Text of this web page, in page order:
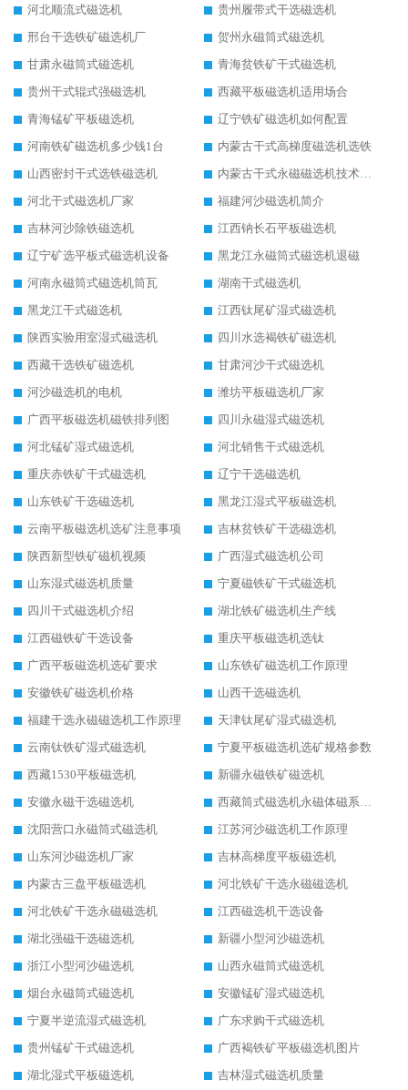
河北顺流式磁选机
贵州履带式干选磁选机
邢台干选铁矿磁选机厂
贺州永磁筒式磁选机
甘肃永磁筒式磁选机
青海贫铁矿干式磁选机
贵州干式辊式强磁选机
西藏平板磁选机适用场合
青海锰矿平板磁选机
辽宁铁矿磁选机如何配置
河南铁矿磁选机多少钱1台
内蒙古干式高梯度磁选机选铁
山西密封干式选铁磁选机
内蒙古干式永磁磁选机技术要求
河北干式磁选机厂家
福建河沙磁选机简介
吉林河沙除铁磁选机
江西钠长石平板磁选机
辽宁矿选平板式磁选机设备
黑龙江永磁筒式磁选机退磁
河南永磁筒式磁选机筒瓦
湖南干式磁选机
黑龙江干式磁选机
江西钛尾矿湿式磁选机
陕西实验用室湿式磁选机
四川水选褐铁矿磁选机
西藏干选铁矿磁选机
甘肃河沙干式磁选机
河沙磁选机的电机
潍坊平板磁选机厂家
广西平板磁选机磁铁排列图
四川永磁湿式磁选机
河北锰矿湿式磁选机
河北销售干式磁选机
重庆赤铁矿干式磁选机
辽宁干选磁选机
山东铁矿干选磁选机
黑龙江湿式平板磁选机
云南平板磁选机选矿注意事项
吉林贫铁矿干选磁选机
陕西新型铁矿磁机视频
广西湿式磁选机公司
山东湿式磁选机质量
宁夏磁铁矿干式磁选机
四川干式磁选机介绍
湖北铁矿磁选机生产线
江西磁铁矿干选设备
重庆平板磁选机选钛
广西平板磁选机选矿要求
山东铁矿磁选机工作原理
安徽铁矿磁选机价格
山西干选磁选机
福建干选永磁磁选机工作原理
天津钛尾矿湿式磁选机
云南钛铁矿湿式磁选机
宁夏平板磁选机选矿规格参数
西藏1530平板磁选机
新疆永磁铁矿磁选机
安徽永磁干选磁选机
西藏筒式磁选机永磁体磁系设计
沈阳营口永磁筒式磁选机
江苏河沙磁选机工作原理
山东河沙磁选机厂家
吉林高梯度平板磁选机
内蒙古三盘平板磁选机
河北铁矿干选永磁磁选机
河北铁矿干选永磁磁选机
江西磁选机干选设备
湖北强磁干选磁选机
新疆小型河沙磁选机
浙江小型河沙磁选机
山西永磁筒式磁选机
烟台永磁筒式磁选机
安徽锰矿湿式磁选机
宁夏半逆流湿式磁选机
广东求购干式磁选机
贵州锰矿干式磁选机
广西褐铁矿平板磁选机图片
湖北湿式平板磁选机
吉林湿式磁选机质量